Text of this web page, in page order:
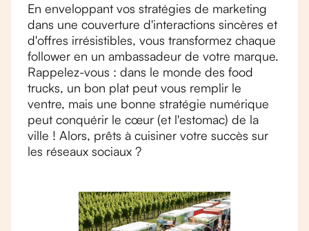
En enveloppant vos stratégies de marketing
dans une couverture d'interactions sincères et
d'offres irrésistibles, vous transformez chaque
follower en un ambassadeur de votre marque.
Rappelez-vous : dans le monde des food
trucks, un bon plat peut vous remplir le
ventre, mais une bonne stratégie numérique
peut conquérir le cœur (et l'estomac) de la
ville ! Alors, prêts à cuisiner votre succès sur
les réseaux sociaux ?